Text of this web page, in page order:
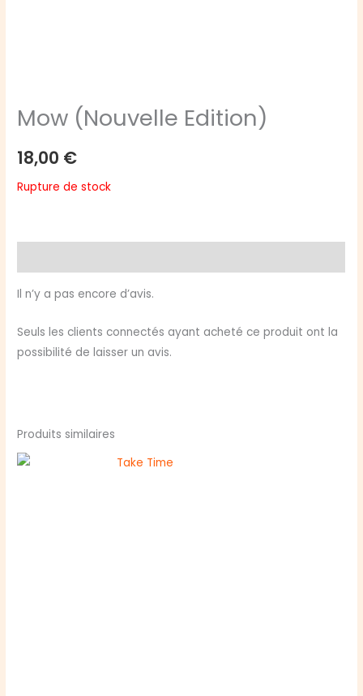
Mow (Nouvelle Edition)
18,00 €
Rupture de stock
Il n’y a pas encore d’avis.
Seuls les clients connectés ayant acheté ce produit ont la
possibilité de laisser un avis.
Produits similaires